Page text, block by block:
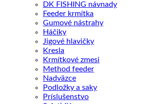
DK FISHING návnady
Feeder krmítka
Gumové nástrahy
Háčiky
Jigové hlavičky
Kresla
Krmítkové zmesi
Method feeder
Nadväzce
Podložky a saky
Príslušenstvo